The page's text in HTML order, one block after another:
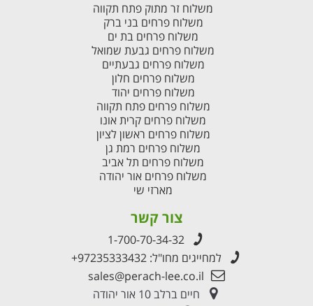
משלוח זר מתוק פתח תקווה
משלוח פרחים בני ברק
משלוח פרחים בת ים
משלוח פרחים גבעת שמואל
משלוח פרחים גבעתיים
משלוח פרחים חלון
משלוח פרחים יהוד
משלוח פרחים פתח תקווה
משלוח פרחים קרית אונו
משלוח פרחים ראשון לציון
משלוח פרחים רמת גן
משלוח פרחים תל אביב
משלוח פרחים אור יהודה
מארזי שי
צור קשר
1-700-70-34-32
למחייגים מחו"ל:+97235333432
sales@perach-lee.co.il
חיים ברלב 10 אור יהודה